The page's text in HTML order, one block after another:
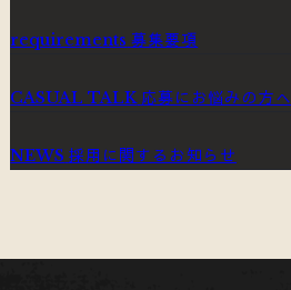
requirements 募集要項
CASUAL TALK 応募にお悩みの方へ
NEWS 採用に関するお知らせ